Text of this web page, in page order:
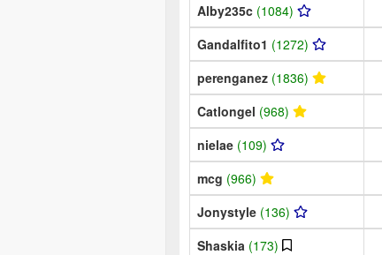
Alby235c (1084)
Gandalfito1 (1272)
perenganez (1836)
Catlongel (968)
nielae (109)
mcg (966)
Jonystyle (136)
Shaskia (173)